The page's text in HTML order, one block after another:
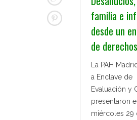
familia e
desde un
de
La PAH
a Enclave de
Evaluación y
presentaron el
miércoles 29